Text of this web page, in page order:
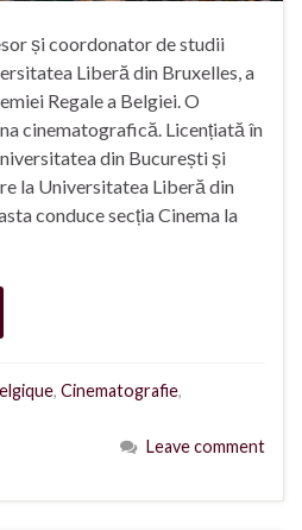
și coordonator de studii
Liberă din Bruxelles, a
Regale a Belgiei. O
cinematografică. Licențiată în
din București și
la Universitatea Liberă din
conduce secția Cinema la
, Cinematografie,
Leave comment